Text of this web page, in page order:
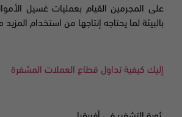
على المجرمين القيام بعمليات غسيل
بالبيئة لما يحتاجه إنتاجها من استخدام
إليك كيفية تداول قطاع العملات المشفرة